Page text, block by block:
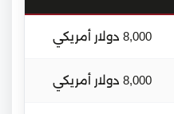
8,000 دولار أمريكي
8,000 دولار أمريكي